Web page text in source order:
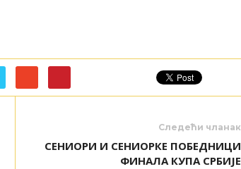
Следећи чланак
СЕНИОРИ И СЕНИОРКЕ ПОБЕДНИЦИ
ФИНАЛА КУПА СРБИЈЕ